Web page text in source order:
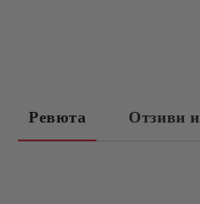
Ревюта Отзиви